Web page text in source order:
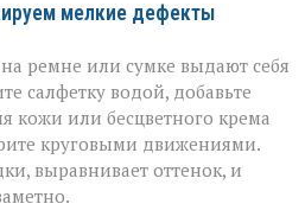
мелкие дефекты
ремне или сумке выдают себя
салфетку водой, добавьте
кожи или бесцветного крема
круговыми движениями.
выравнивает оттенок, и